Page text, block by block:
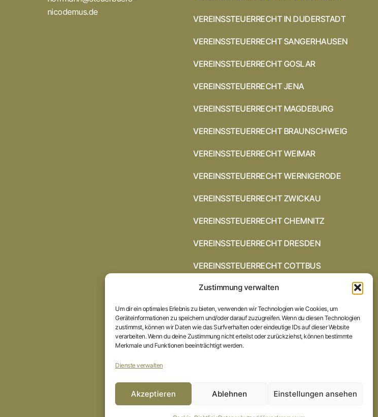
Zustimmung verwalten
Um dir ein optimales Erlebnis zu bieten, verwenden wir Technologien wie Cookies, um
Geräteinformationen zu speichern und/oder darauf zuzugreifen. Wenn du diesen Technologien
zustimmst, können wir Daten wie das Surfverhalten oder eindeutige IDs auf dieser Website
verarbeiten. Wenn du deine Zustimmung nicht erteilst oder zurückziehst, können bestimmte
Merkmale und Funktionen beeinträchtigt werden.
Dienste verwalten
Akzeptieren Ablehnen Einstellungen ansehen
nicodemus.de
VEREINSSTEUERRECHT IN DUDERSTADT
VEREINSSTEUERRECHT SANGERHAUSEN
VEREINSSTEUERRECHT GOSLAR
VEREINSSTEUERRECHT JENA
VEREINSSTEUERRECHT MAGDEBURG
VEREINSSTEUERRECHT BRAUNSCHWEIG
VEREINSSTEUERRECHT WEIMAR
VEREINSSTEUERRECHT WERNIGERODE
VEREINSSTEUERRECHT ZWICKAU
VEREINSSTEUERRECHT CHEMNITZ
VEREINSSTEUERRECHT DRESDEN
VEREINSSTEUERRECHT COTTBUS
VEREINSSTEUERRECHT IN
VEREINSSTEUERRECHT HILDESHEIM
STARTSEITE